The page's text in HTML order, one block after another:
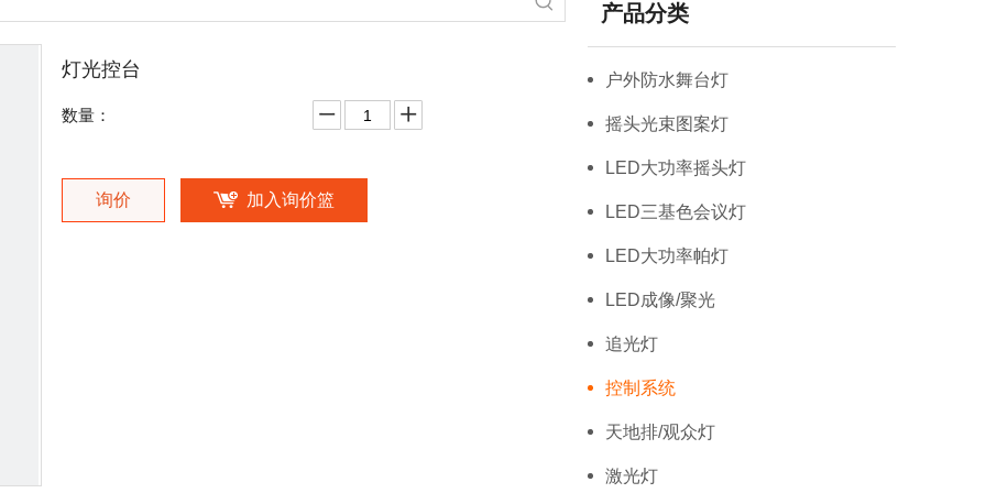
灯光控台
数量：
询价 加入询价篮
产品分类
户外防水舞台灯
摇头光束图案灯
LED大功率摇头灯
LED三基色会议灯
LED大功率帕灯
LED成像/聚光
追光灯
控制系统
天地排/观众灯
激光灯